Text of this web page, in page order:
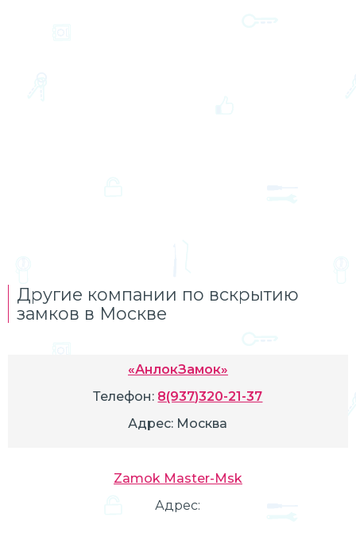
Другие компании по вскрытию
замков в Москве
«АнлокЗамок»
Телефон: 8(937)320-21-37
Адрес: Москва
Zamok Master-Msk
Адрес: